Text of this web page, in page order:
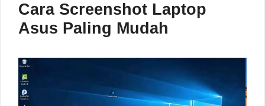
Cara Screenshot Laptop
Asus Paling Mudah